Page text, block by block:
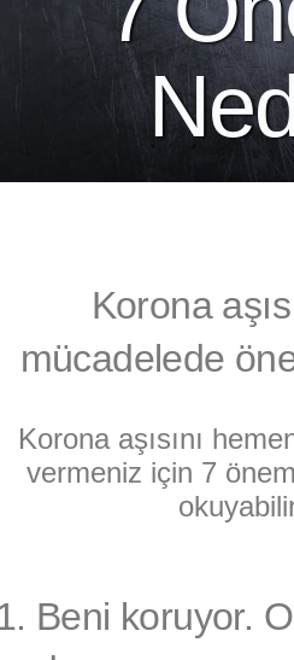
Korona
mücadelede
Korona aşısını
vermeniz için 7
Beni koruyor.